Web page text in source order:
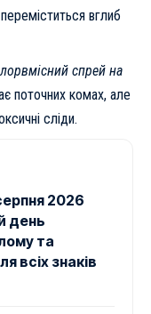
вглиб
спрей на
поточних комах, але
сліди.
2026
день
та
всіх знаків